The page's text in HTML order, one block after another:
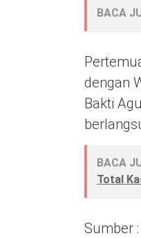
BACA
dengan
Bakti
BACA
Total
Sumber